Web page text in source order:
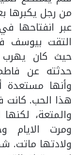
من رجل يكبرها
عبر انفتاحها
التقت بيوسف
حيث كان يهرب
حدثته عن
وأنها
هذا الحب.
والمتعة،
ومرت الايام
ولادتها ماتت.